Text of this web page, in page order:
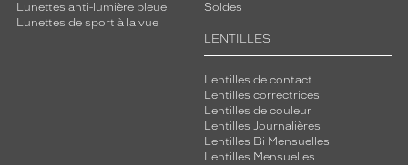
Lunettes anti-lumière bleue
Lunettes de sport à la vue
Soldes
LENTILLES
Lentilles de contact
Lentilles correctrices
Lentilles de couleur
Lentilles Journalières
Lentilles Bi Mensuelles
Lentilles Mensuelles